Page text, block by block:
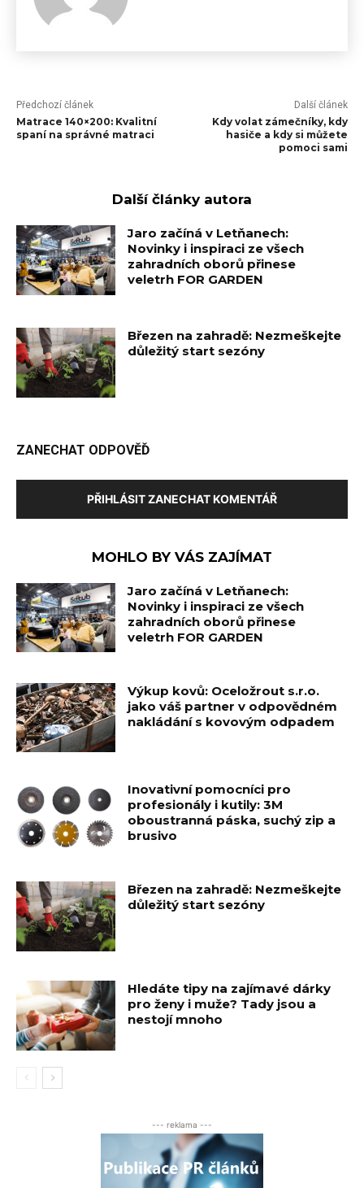
Předchozí článek
Matrace 140×200: Kvalitní
spaní na správné matraci
Další článek
Kdy volat zámečníky, kdy
hasiče a kdy si můžete
pomoci sami
Další články autora
Jaro začíná v Letňanech:
Novinky i inspiraci ze všech
zahradních oborů přinese
veletrh FOR GARDEN
Březen na zahradě: Nezmeškejte
důležitý start sezóny
ZANECHAT ODPOVĚĎ
PŘIHLÁSIT ZANECHAT KOMENTÁŘ
MOHLO BY VÁS ZAJÍMAT
Jaro začíná v Letňanech:
Novinky i inspiraci ze všech
zahradních oborů přinese
veletrh FOR GARDEN
Výkup kovů: Oceložrout s.r.o.
jako váš partner v odpovědném
nakládání s kovovým odpadem
Inovativní pomocníci pro
profesionály i kutily: 3M
oboustranná páska, suchý zip a
brusivo
Březen na zahradě: Nezmeškejte
důležitý start sezóny
Hledáte tipy na zajímavé dárky
pro ženy i muže? Tady jsou a
nestojí mnoho
--- reklama ---